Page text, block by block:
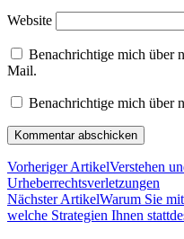
Website
Benachrichtige mich über
Mail.
Benachrichtige mich über
Vorheriger ArtikelVerstehen
Urheberrechtsverletzungen
Nächster ArtikelWarum Sie
welche Strategien Ihnen